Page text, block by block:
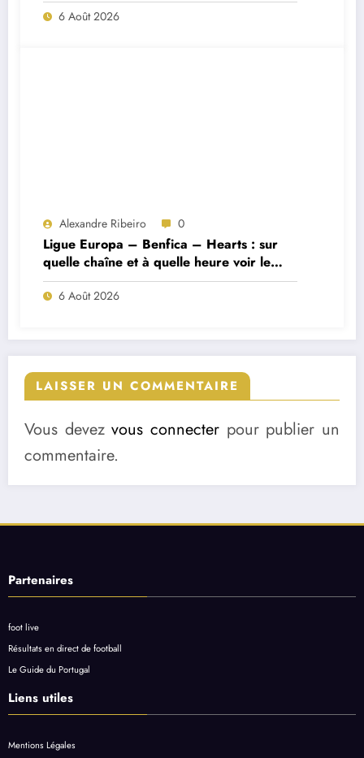
6 Août 2026
Alexandre Ribeiro 0
Ligue Europa – Benfica – Hearts : sur
quelle chaîne et à quelle heure voir le
match ?
6 Août 2026
LAISSER UN COMMENTAIRE
Vous devezvous connecter pour publier un
commentaire.
Partenaires
foot live
Résultats en direct de football
Le Guide du Portugal
Liens utiles
Mentions Légales